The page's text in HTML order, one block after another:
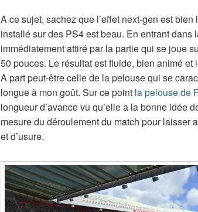
A ce sujet, sachez que l’effet next-gen est
installé sur des PS4 est beau. En entrant dans
immédiatement attiré par la partie qui se joue
50 pouces. Le résultat est fluide, bien animé et
A part peut-être celle de la pelouse qui se
longue à mon goût. Sur ce point la pelouse de
longueur d’avance vu qu’elle a la bonne idée
mesure du déroulement du match pour laisser
et d’usure.